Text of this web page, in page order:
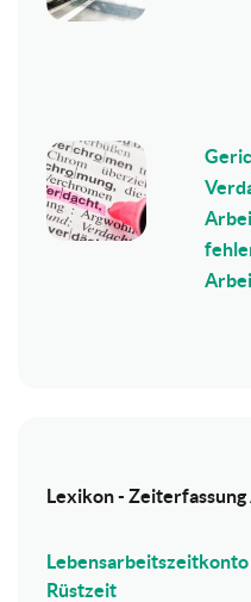
Lexikon - Zeiterfassung
Lebensarbeitszeitkonto
Rüstzeit